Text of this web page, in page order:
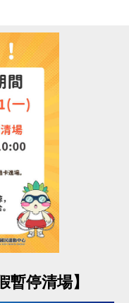
:
news/pageID/1/
暫停清場】